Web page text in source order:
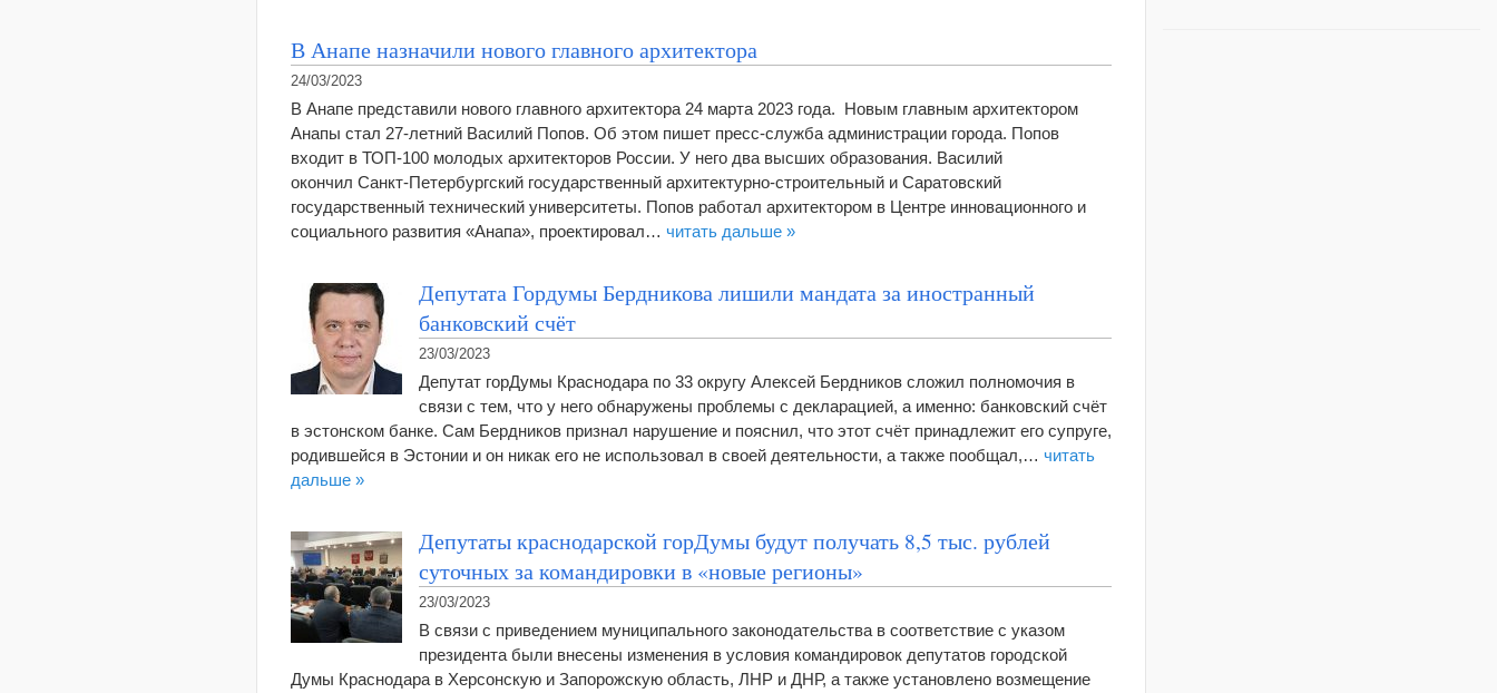
В Анапе назначили нового главного архитектора
24/03/2023
В Анапе представили нового главного архитектора 24 марта 2023 года. Новым главным архитектором
Анапы стал 27-летний Василий Попов. Об этом пишет пресс-служба администрации города. Попов
входит в ТОП-100 молодых архитекторов России. У него два высших образования. Василий
окончил Санкт-Петербургский государственный архитектурно-строительный и Саратовский
государственный технический университеты. Попов работал архитектором в Центре инновационного и
социального развития «Анапа», проектировал… читать дальше »
Депутата Гордумы Бердникова лишили мандата за иностранный
банковский счёт
23/03/2023
Депутат горДумы Краснодара по 33 округу Алексей Бердников сложил полномочия в
связи с тем, что у него обнаружены проблемы с декларацией, а именно: банковский счёт
в эстонском банке. Сам Бердников признал нарушение и пояснил, что этот счёт принадлежит его супруге,
родившейся в Эстонии и он никак его не использовал в своей деятельности, а также пообщал,… читать
дальше »
Депутаты краснодарской горДумы будут получать 8,5 тыс. рублей
суточных за командировки в «новые регионы»
23/03/2023
В связи с приведением муниципального законодательства в соответствие с указом
президента были внесены изменения в условия командировок депутатов городской
Думы Краснодара в Херсонскую и Запорожскую область, ЛНР и ДНР, а также установлено возмещение